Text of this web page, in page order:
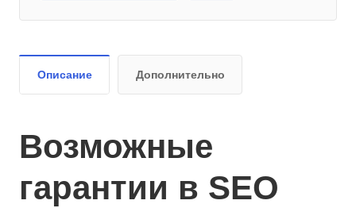
Описание Дополнительно
Возможные
гарантии в SEO